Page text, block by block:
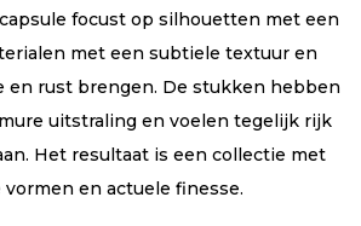
focust op silhouetten met een
met een subtiele textuur en
en rust brengen. De stukken hebben
uitstraling en voelen tegelijk rijk
Het resultaat is een collectie met
en actuele finesse.